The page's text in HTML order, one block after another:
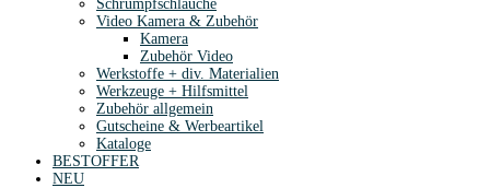
Schrumpfschläuche
Video Kamera & Zubehör
Kamera
Zubehör Video
Werkstoffe + div. Materialien
Werkzeuge + Hilfsmittel
Zubehör allgemein
Gutscheine & Werbeartikel
Kataloge
BESTOFFER
NEU